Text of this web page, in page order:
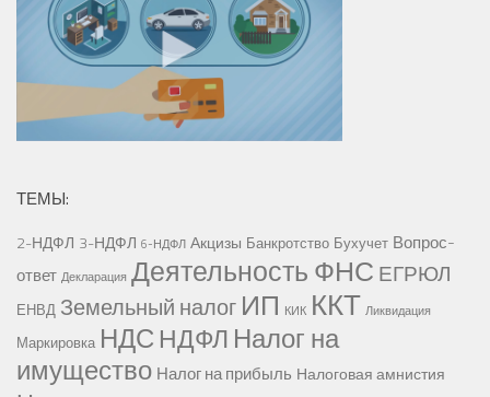
ТЕМЫ:
2-НДФЛ 3-НДФЛ 6-НДФЛ Акцизы Банкротство Бухучет Вопрос-
ответ Декларация Деятельность ФНС ЕГРЮЛ
ЕНВД Земельный налог ИП КИК ККТ Ликвидация
Маркировка НДС НДФЛ Налог на
имущество Налог на прибыль Налоговая амнистия